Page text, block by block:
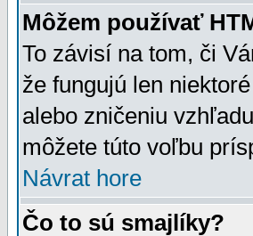
Môžem používať
To závisí na tom, či
že fungujú len
alebo zničeniu
môžete túto voľbu
Návrat hore
Čo to sú smajlíky?